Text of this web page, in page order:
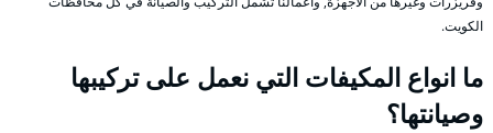
الكويت.
ما انواع المكيفات التي نعمل على تركيبها
وصيانتها؟